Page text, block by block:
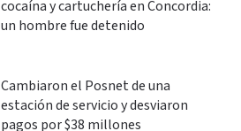
cocaína y cartuchería en Concordia:
un hombre fue detenido
Cambiaron el Posnet de una
estación de servicio y desviaron
pagos por $38 millones